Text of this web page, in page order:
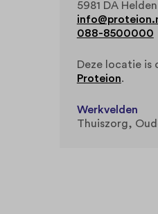
5981 DA Helden
088-8500000
Deze locatie is
Proteion.
Werkvelden
Thuiszorg